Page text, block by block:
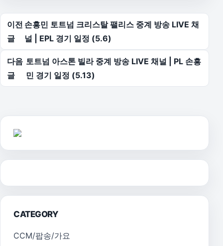
글 탐색
이전
글
손흥민 토트넘 크리스탈 팰리스 중계 방송 LIVE 채
널 | EPL 경기 일정 (5.6)
다음
글
토트넘 아스톤 빌라 중계 방송 LIVE 채널 | PL 손흥
민 경기 일정 (5.13)
CATEGORY
CCM/팝송/가요